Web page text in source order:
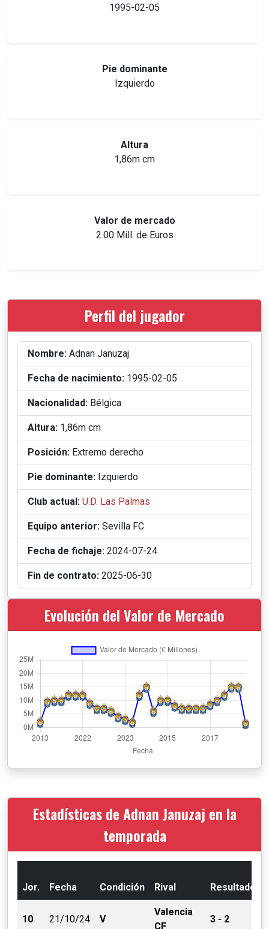
1995-02-05
Pie dominante
Izquierdo
Altura
1,86m cm
Valor de mercado
2.00 Mill. de Euros
Perfil del jugador
Nombre: Adnan Januzaj
Fecha de nacimiento: 1995-02-05
Nacionalidad: Bélgica
Altura: 1,86m cm
Posición: Extremo derecho
Pie dominante: Izquierdo
Club actual: U.D. Las Palmas
Equipo anterior: Sevilla FC
Fecha de fichaje: 2024-07-24
Fin de contrato: 2025-06-30
Evolución del Valor de Mercado
Estadísticas de Adnan Januzaj en la
temporada
Jor. Fecha Condición Rival Resultado
10 21/10/24 V
Valencia
CF
3 - 2